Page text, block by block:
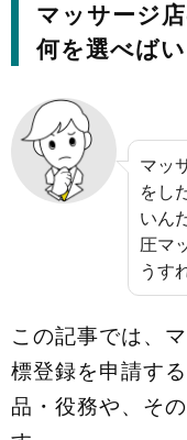
マッサージ
何を選べば
マッ
をし
いん
圧マ
うす
この記事では、
標登録を申請す
品・役務や、そ